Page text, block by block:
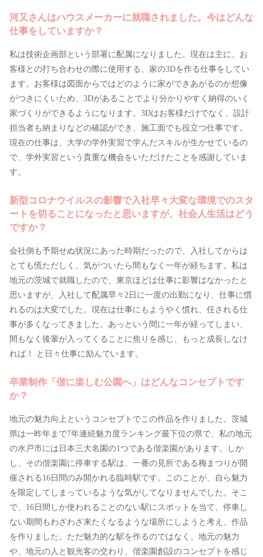
河又さんはハウスメーカーに就職されました。今はどんな
仕事をしていますか？
私は技術企画部という部署に配属になりました。現在は主に、お
客様との打ち合わせの際に使用する、家の3Dを作る仕事をしてい
ます。お客様は図面からではどのように家ができあがるのか想像
がつきにくいため、3Dがあることでより分かりやすく納得のいく
家づくりができるようになります。3Dはお客様だけでなく、設計
担当者も納まりなどの確認ができ、施工面でも役立つ仕事です。
現在の仕事は、大学の学外実習で学んだスキルが生かせているの
で、学外実習という貴重な機会をいただけたことを感謝していま
す。
新型コロナウイルスの影響で入社早々大変な環境でのスタ
ートを切ることになったと思いますが、社会人生活はどう
ですか？
会社側も予期せぬ状況にあった時期だったので、入社してからは
とても慌ただしく、気がついたら間もなく一年が経ちます。私は
地元の茨城で就職したので、東京ほどは仕事に影響はなかったと
思いますが、入社して配属早々2日に一度の出勤になり、仕事に慣
れるのは大変でした。現在は仕事にもようやく慣れ、任される仕
事が多くなってきました。あっという間に一年が経ってしまい、
間もなく後輩が入ってくることに焦りを感じ、もっと成長しなけ
れば！ と日々仕事に励んでいます。
卒業制作「偕に楽しむ公園へ」はどんなコンセプトです
か？
地元の魅力向上というコンセプトでこの作品を作りました。茨城
県は一昨年まで7年連続魅力度ランキング最下位の県で、私の地元
の水戸市には日本三大名園の1つである偕楽園があります。しか
し、その偕楽園に停車する駅は、一番の見所である梅まつりが開
催される16日間のみ開かれる臨時駅です。このことが、自ら魅力
を限定してしまっているような気がしてなりませんでした。そこ
で、16日間しか使われることのない駅にスポットを当て、停車し
ない期間もわざわざ来たくなるような場所にしようと考え、作品
を作りました。ただ魅力的な駅を作るのではなく、地元の魅力
や、地元の人と観光客の交わり、偕楽園創設のコンセプトを感じ